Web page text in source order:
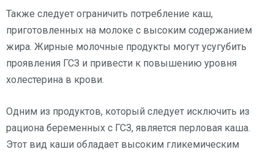
Также следует ограничить потребление каш,
приготовленных на молоке с высоким содержанием
жира. Жирные молочные продукты могут усугубить
проявления ГСЗ и привести к повышению уровня
холестерина в крови.
Одним из продуктов, который следует исключить из
рациона беременных с ГСЗ, является перловая каша.
Этот вид каши обладает высоким гликемическим